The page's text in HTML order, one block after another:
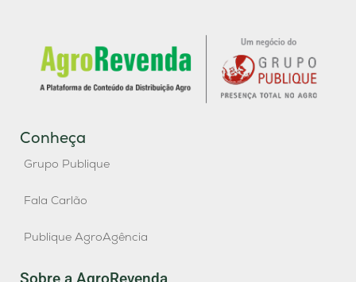
Conheça
Grupo Publique
Fala Carlão
Publique AgroAgência